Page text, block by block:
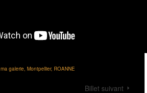
ma galerie, Montpellier, ROANNE
Billet suivant